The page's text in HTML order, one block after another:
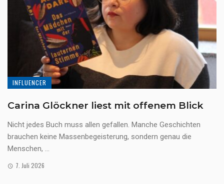
INFLUENCER
Carina Glöckner liest mit offenem Blick
Nicht jedes Buch muss allen gefallen. Manche Geschichten
brauchen keine Massenbegeisterung, sondern genau die
Menschen, ...
7. Juli 2026